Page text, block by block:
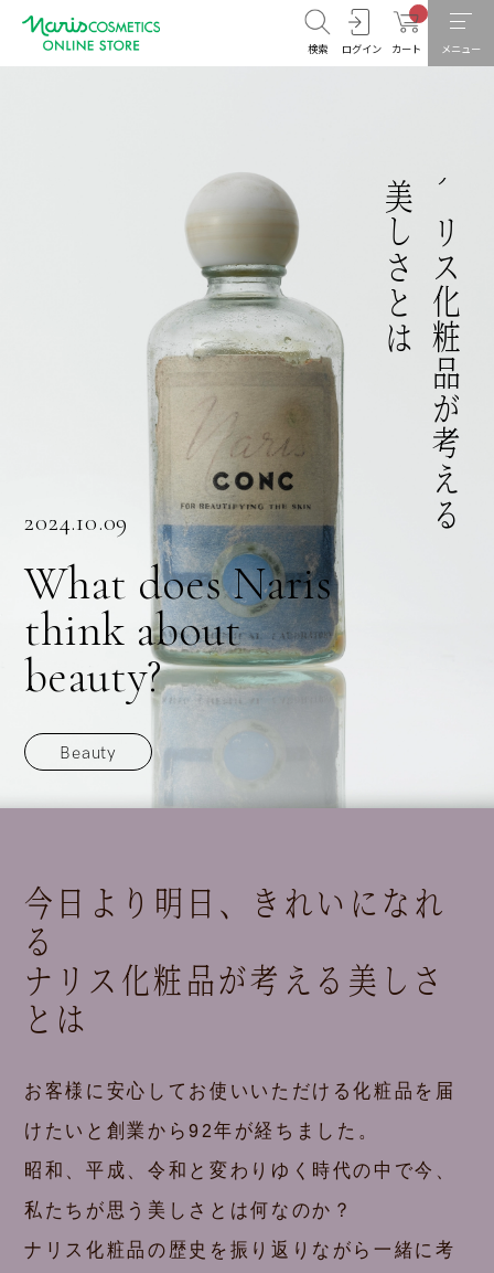
検索 ログイン カート メニュー
2024.10.09
What does Naris
think about
beauty?
Beauty
ナリス化粧品が考える
美しさとは
今日より明日、きれいになれ
る
ナリス化粧品が考える美しさ
とは
お客様に安心してお使いいただける化粧品を届
けたいと創業から92年が経ちました。
昭和、平成、令和と変わりゆく時代の中で今、
私たちが思う美しさとは何なのか？
ナリス化粧品の歴史を振り返りながら一緒に考